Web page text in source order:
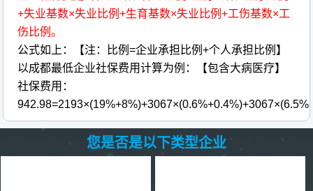
+失业基数×失业比例+生育基数×失业比例+工伤基数×工
伤比例。
公式如上：【注：比例=企业承担比例+个人承担比例】
以成都最低企业社保费用计算为例：【包含大病医疗】
社保费用：
您是否是以下类型企业